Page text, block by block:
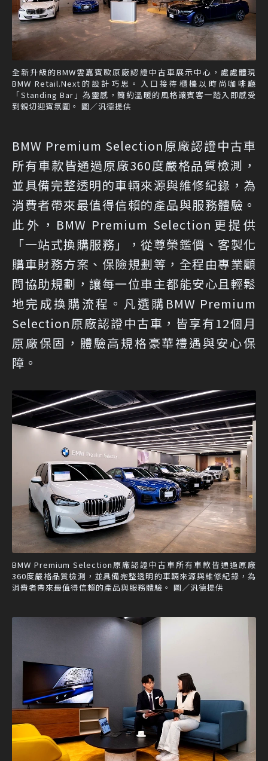
全新升級的BMW雲嘉賓歐原廠認證中古車展示中心，處處體現
BMW Retail.Next的設計巧思。入口接待櫃檯以時尚咖啡廳
「Standing Bar」為靈感，簡約溫暖的風格讓賓客一踏入即感受
到親切迎賓氛圍。 圖／汎德提供
BMW Premium Selection原廠認證中古車
所有車款皆通過原廠360度嚴格品質檢測，
並具備完整透明的車輛來源與維修紀錄，為
消費者帶來最值得信賴的產品與服務體驗。
此外，BMW Premium Selection更提供
「一站式換購服務」，從尊榮鑑價、客製化
購車財務方案、保險規劃等，全程由專業顧
問協助規劃，讓每一位車主都能安心且輕鬆
地完成換購流程。凡選購BMW Premium
Selection原廠認證中古車，皆享有12個月
原廠保固，體驗高規格豪華禮遇與安心保
障。
BMW Premium Selection原廠認證中古車所有車款皆通過原廠
360度嚴格品質檢測，並具備完整透明的車輛來源與維修紀錄，為
消費者帶來最值得信賴的產品與服務體驗。 圖／汎德提供